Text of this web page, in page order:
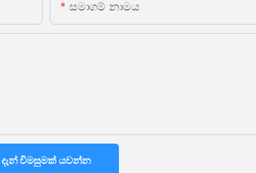
සමාගම් නාමය
දැන් විමසුමක් යවන්න